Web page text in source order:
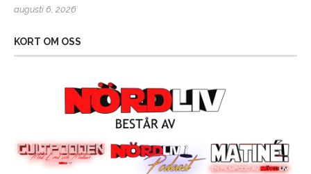
augusti 6, 2026
KORT OM OSS